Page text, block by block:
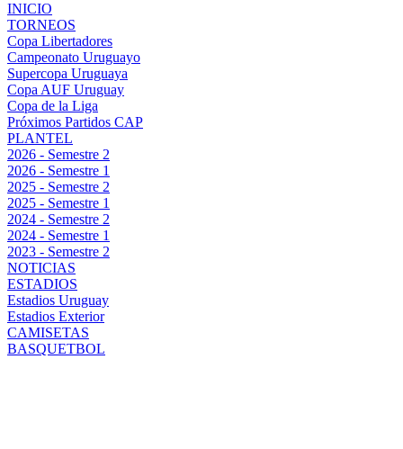
INICIO
TORNEOS
Copa Libertadores
Campeonato Uruguayo
Supercopa Uruguaya
Copa AUF Uruguay
Copa de la Liga
Próximos Partidos CAP
PLANTEL
2026 - Semestre 2
2026 - Semestre 1
2025 - Semestre 2
2025 - Semestre 1
2024 - Semestre 2
2024 - Semestre 1
2023 - Semestre 2
NOTICIAS
ESTADIOS
Estadios Uruguay
Estadios Exterior
CAMISETAS
BASQUETBOL